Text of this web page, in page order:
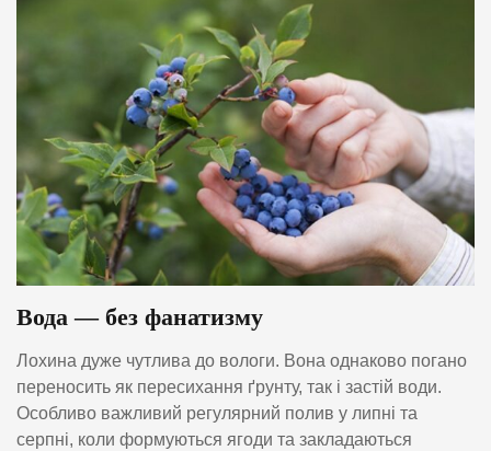
Вода — без фанатизму
Лохина дуже чутлива до вологи. Вона однаково погано
переносить як пересихання ґрунту, так і застій води.
Особливо важливий регулярний полив у липні та
серпні, коли формуються ягоди та закладаються